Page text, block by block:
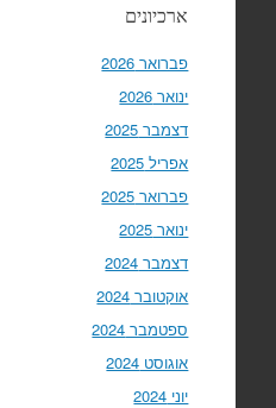
ארכיונים
פברואר 2026
ינואר 2026
דצמבר 2025
אפריל 2025
פברואר 2025
ינואר 2025
דצמבר 2024
אוקטובר 2024
ספטמבר 2024
אוגוסט 2024
יוני 2024